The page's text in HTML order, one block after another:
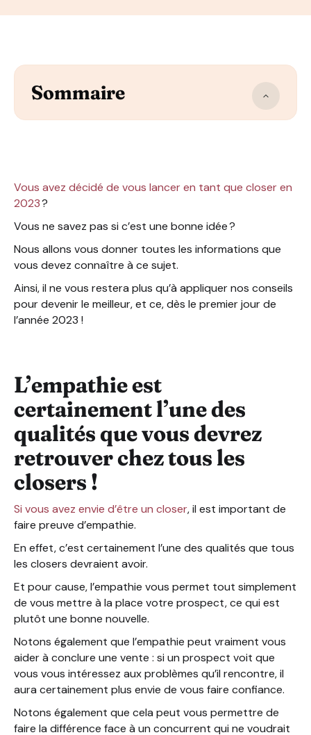
Sommaire
Repérez les signes d’achat de votre prospect et
Faire en sorte que votre prospect puisse avoir
Suivre une formation de closing et se lancer
Vous avez décidé de vous lancer en tant que closer en
2023?
Vous ne savez pas si c’est une bonne idée ?
Nous allons vous donner toutes les informations que
vous devez connaître à ce sujet.
Ainsi, il ne vous restera plus qu’à appliquer nos conseils
pour devenir le meilleur, et ce, dès le premier jour de
l’année 2023 !
L’empathie est
certainement l’une des
qualités que vous devrez
retrouver chez tous les
closers !
Si vous avez envie d’être un closer, il est important de
faire preuve d’empathie.
En effet, c’est certainement l’une des qualités que tous
les closers devraient avoir.
Et pour cause, l’empathie vous permet tout simplement
de vous mettre à la place votre prospect, ce qui est
plutôt une bonne nouvelle.
Notons également que l’empathie peut vraiment vous
aider à conclure une vente : si un prospect voit que
vous vous intéressez aux problèmes qu’il rencontre, il
aura certainement plus envie de vous faire confiance.
Notons également que cela peut vous permettre de
faire la différence face à un concurrent qui ne voudrait